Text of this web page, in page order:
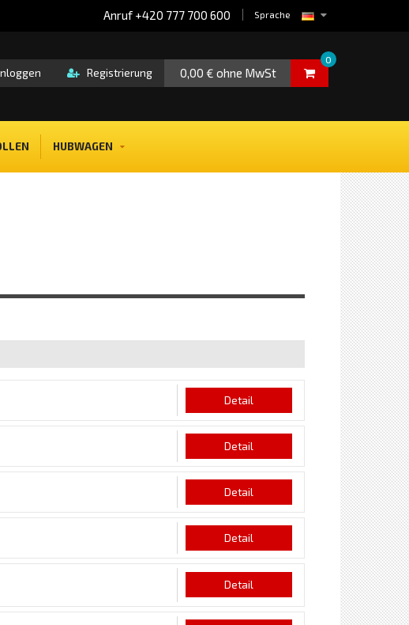
Sprache
Anruf +420 777 700 600
0,00 € ohne MwSt
0
Registrierung
HUBWAGEN
Detail
Detail
Detail
Detail
Detail